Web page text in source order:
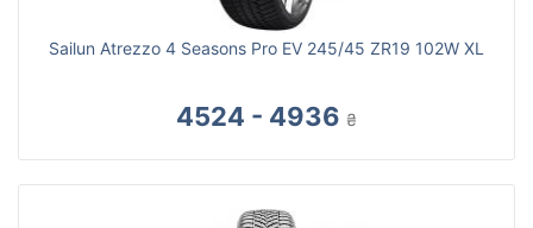
Sailun Atrezzo 4 Seasons Pro EV 245/45 ZR19 102W XL
4524 - 4936 ₴